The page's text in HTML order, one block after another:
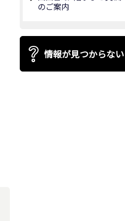
のご案内
情報が見つからな